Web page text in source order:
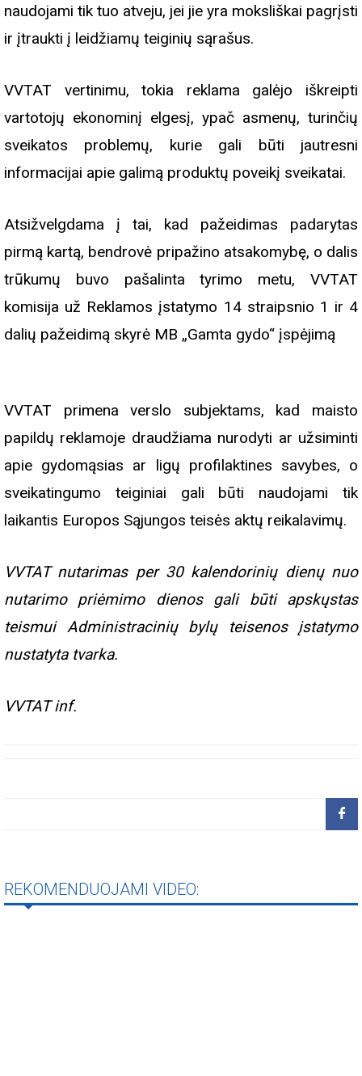
naudojami tik tuo atveju, jei jie yra moksliškai pagrįsti
ir įtraukti į leidžiamų teiginių sąrašus.
VVTAT vertinimu, tokia reklama galėjo iškreipti
vartotojų ekonominį elgesį, ypač asmenų, turinčių
sveikatos problemų, kurie gali būti jautresni
informacijai apie galimą produktų poveikį sveikatai.
Atsižvelgdama į tai, kad pažeidimas padarytas
pirmą kartą, bendrovė pripažino atsakomybę, o dalis
trūkumų buvo pašalinta tyrimo metu, VVTAT
komisija už Reklamos įstatymo 14 straipsnio 1 ir 4
dalių pažeidimą skyrė MB „Gamta gydo“ įspėjimą
VVTAT primena verslo subjektams, kad maisto
papildų reklamoje draudžiama nurodyti ar užsiminti
apie gydomąsias ar ligų profilaktines savybes, o
sveikatingumo teiginiai gali būti naudojami tik
laikantis Europos Sąjungos teisės aktų reikalavimų.
VVTAT nutarimas per 30 kalendorinių dienų nuo
nutarimo priėmimo dienos gali būti apskųstas
teismui Administracinių bylų teisenos įstatymo
nustatyta tvarka.
VVTAT inf.
REKOMENDUOJAMI VIDEO: